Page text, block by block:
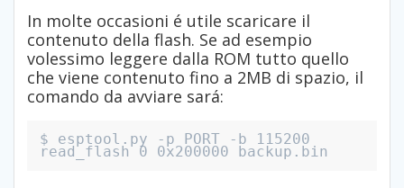
In molte occasioni é utile scaricare il
contenuto della flash. Se ad esempio
volessimo leggere dalla ROM tutto quello
che viene contenuto fino a 2MB di spazio, il
comando da avviare sará:
$ esptool.py -p PORT -b 115200
read_flash 0 0x200000 backup.bin